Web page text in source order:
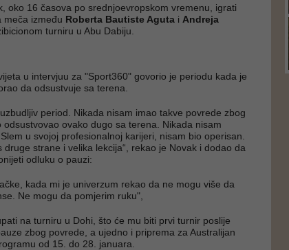
oko 16 časova po srednjoevropskom vremenu, igrati
meča između Roberta Bautiste Aguta i Andreja
turniru u Abu Dabiju.
u intervjuu za "Sport360" govorio je periodu kada je
da odsustvuje sa terena.
period. Nikada nisam imao takve povrede zbog
odsustvovao ovako dugo sa terena. Nikada nisam
u svojoj profesionalnoj karijeri, nisam bio operisan.
druge strane i velika lekcija“, rekao je Novak i dodao da
odluku o pauzi:
kada mi je univerzum rekao da ne mogu više da
Ne mogu da pomjerim ruku",
na turniru u Dohi, što će mu biti prvi turnir poslije
zbog povrede, a ujedno i priprema za Australijan
od 15. do 28. januara.